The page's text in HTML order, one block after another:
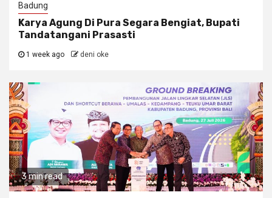
Badung
Karya Agung Di Pura Segara Bengiat, Bupati
Tandatangani Prasasti
1 week ago deni oke
3 min read